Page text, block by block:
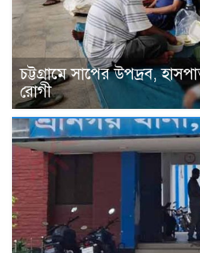
চট্টগ্রামে সাপের উপদ্রব,
রোগী